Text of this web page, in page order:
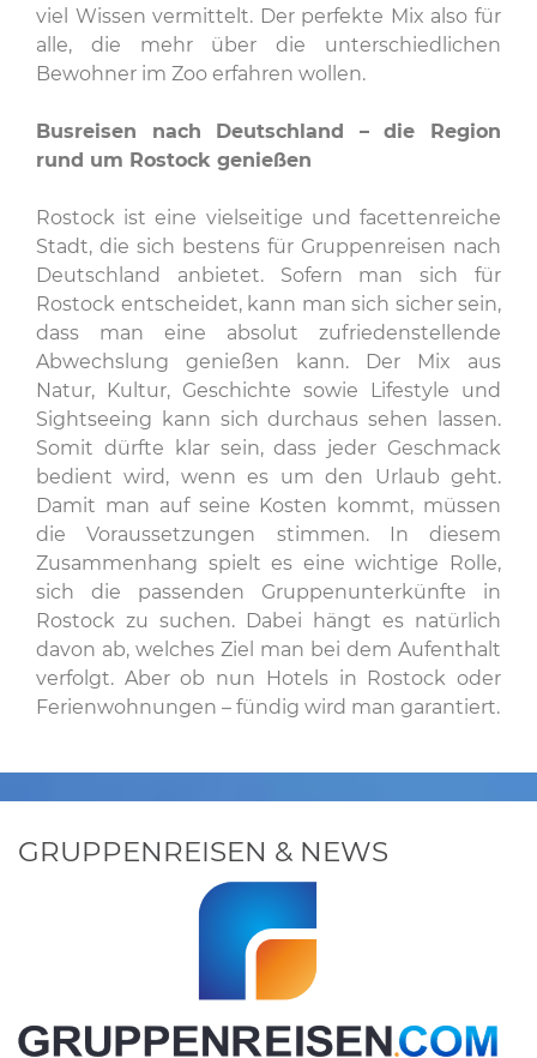
viel Wissen vermittelt. Der perfekte Mix also für
alle, die mehr über die unterschiedlichen
Bewohner im Zoo erfahren wollen.
Busreisen nach Deutschland – die Region
rund um Rostock genießen
Rostock ist eine vielseitige und facettenreiche
Stadt, die sich bestens für Gruppenreisen nach
Deutschland anbietet. Sofern man sich für
Rostock entscheidet, kann man sich sicher sein,
dass man eine absolut zufriedenstellende
Abwechslung genießen kann. Der Mix aus
Natur, Kultur, Geschichte sowie Lifestyle und
Sightseeing kann sich durchaus sehen lassen.
Somit dürfte klar sein, dass jeder Geschmack
bedient wird, wenn es um den Urlaub geht.
Damit man auf seine Kosten kommt, müssen
die Voraussetzungen stimmen. In diesem
Zusammenhang spielt es eine wichtige Rolle,
sich die passenden Gruppenunterkünfte in
Rostock zu suchen. Dabei hängt es natürlich
davon ab, welches Ziel man bei dem Aufenthalt
verfolgt. Aber ob nun Hotels in Rostock oder
Ferienwohnungen – fündig wird man garantiert.
GRUPPENREISEN & NEWS